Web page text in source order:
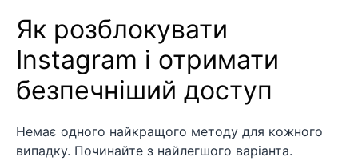
Як розблокувати
Instagram і отримати
безпечніший доступ
Немає одного найкращого методу для кожного
випадку. Починайте з найлегшого варіанта.